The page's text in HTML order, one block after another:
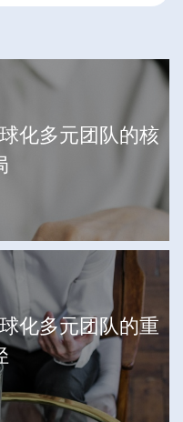
化多元团队的核
化多元团队的重